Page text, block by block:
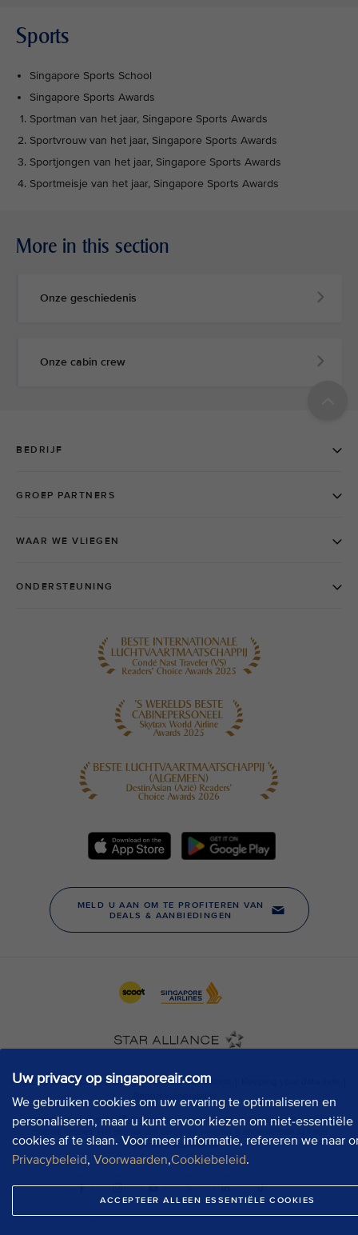
Uw privacy op singaporeair.com
We gebruiken cookies om uw ervaring te optimaliseren en
personaliseren, maar u kunt ervoor kiezen om niet-essentiële
cookies af te slaan. Voor meer informatie, refereren we naar
Privacybeleid, Voorwaarden,Cookiebeleid.
ACCEPTEER ALLEEN ESSENTIËLE COOKIES
Sports
Singapore Sports School
Singapore Sports Awards
Sportman van het jaar, Singapore Sports Awards
Sportvrouw van het jaar, Singapore Sports Awards
Sportjongen van het jaar, Singapore Sports Awards
Sportmeisje van het jaar, Singapore Sports Awards
More in this section
Onze geschiedenis
Onze cabin crew